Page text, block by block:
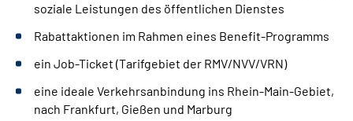
soziale Leistungen des öffentlichen Dienstes
Rabattaktionen im Rahmen eines Benefit-Programms
ein Job-Ticket (Tarifgebiet der RMV/NVV/VRN)
eine ideale Verkehrsanbindung ins Rhein-Main-Gebiet,
nach Frankfurt, Gießen und Marburg